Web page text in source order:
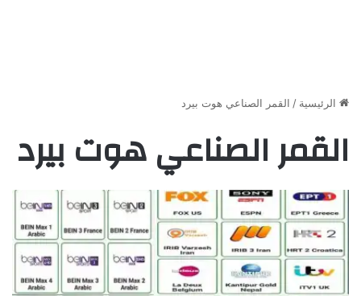
الرئيسية / القمر الصناعي هوت بيرد
القمر الصناعي هوت بيرد